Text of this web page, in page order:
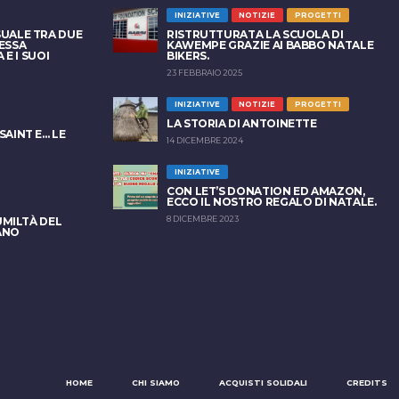
TRA DUE
E I SUOI
E… LE
DEL
INIZIATIVE NOTIZIE PROGETTI
RISTRUTTURATA LA SCUOLA DI
KAWEMPE GRAZIE AI BABBO NATALE
BIKERS.
23 FEBBRAIO 2025
INIZIATIVE NOTIZIE PROGETTI
LA STORIA DI ANTOINETTE
14 DICEMBRE 2024
INIZIATIVE
CON LET’S DONATION ED AMAZON,
ECCO IL NOSTRO REGALO DI NATALE.
8 DICEMBRE 2023
HOME CHI SIAMO ACQUISTI SOLIDALI CREDITS